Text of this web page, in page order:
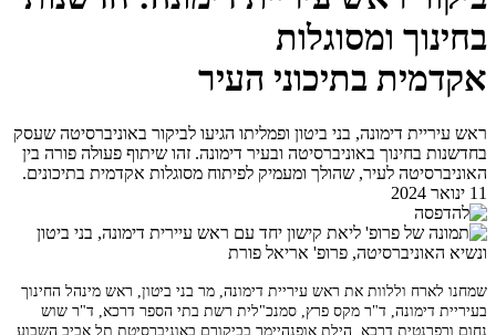
בחינוך ומסוגלות
אקדמית בתיכוני העיר
ראש עיריית דימונה, בני ביטון ופמליתו הגיעו לביקור באוניברסיטה שעסק
בחדשנות בחינוך באוניברסיטה ובעיר דימונה. זהו שיתוף פעולה פורה בין
האוניברסיטה לעיר, שהולך ומעמיק לפיתוח מסוגלות אקדמית בתיכונים.
11 ינואר 2024
שמחנו לארח וללוות את ראש עיריית דימונה, מר בני ביטון, ראש מינהל החינוך
בעיריית דימונה, ד"ר מקס פרץ, סמנכ"לית רשת בתי הספר דרכא, ד"ר שוש
נחום ורפרנטית דרכא, הילת אופנהיימר בביקורם באוניברסיטת תל אביב השבוע.